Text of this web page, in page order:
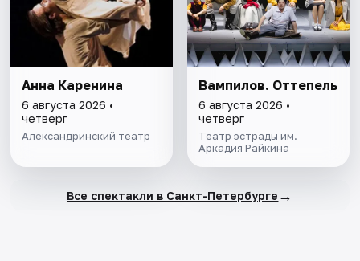
Анна Каренина
6 августа 2026 •
четверг
Александринский театр
Вампилов. Оттепель
6 августа 2026 •
четверг
Театр эстрады им.
Аркадия Райкина
Все спектакли в Санкт-Петербурге →